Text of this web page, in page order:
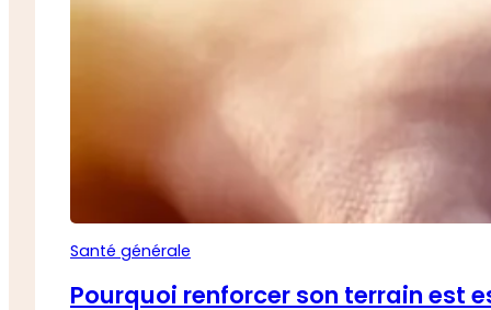
Santé générale
Pourquoi renforcer son terrain est